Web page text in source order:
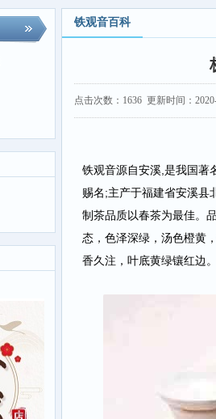
铁观音百科
点击次数： 1636 更新时间：
铁观音源自安溪,是我国著
赐名;主产于福建省安溪县
制茶品质以春茶为最佳。
态，色泽深绿，汤色橙黄
香久注，叶底黄绿镶红边。